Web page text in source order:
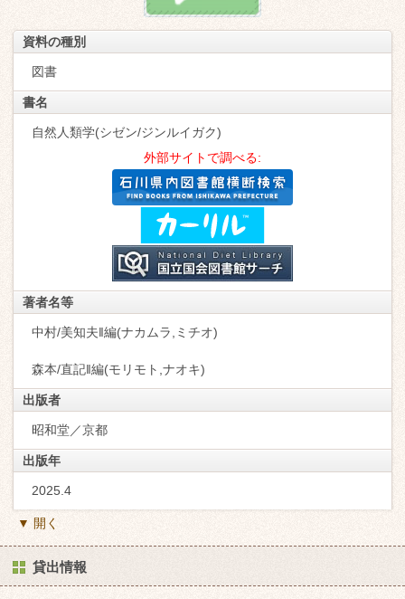
資料の種別
図書
書名
自然人類学(シゼン/ジンルイガク)
外部サイトで調べる:
著者名等
中村/美知夫‖編(ナカムラ,ミチオ)
森本/直記‖編(モリモト,ナオキ)
出版者
昭和堂／京都
出版年
2025.4
▼ 開く
貸出情報